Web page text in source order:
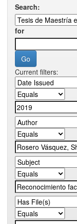
Search:
for
Current filters: